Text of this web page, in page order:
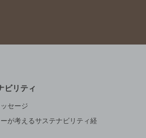
ビリティ
セージ
が考えるサステナビリティ経